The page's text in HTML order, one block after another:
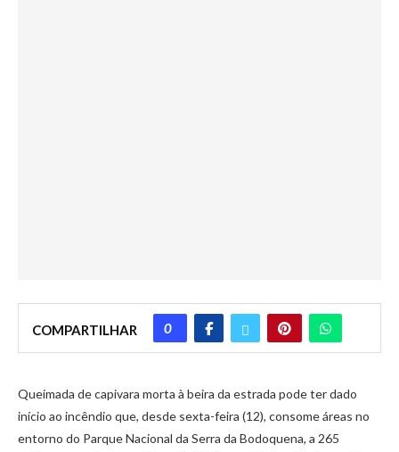
COMPARTILHAR 0
Queimada de capivara morta à beira da estrada pode ter dado
início ao incêndio que, desde sexta-feira (12), consome áreas no
entorno do Parque Nacional da Serra da Bodoquena, a 265